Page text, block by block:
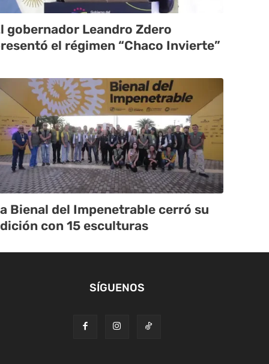
gobernador Leandro Zdero
el régimen “Chaco Invierte”
Bienal del Impenetrable cerró su
con 15 esculturas
SÍGUENOS